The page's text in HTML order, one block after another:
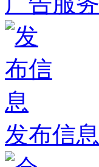
发布信息